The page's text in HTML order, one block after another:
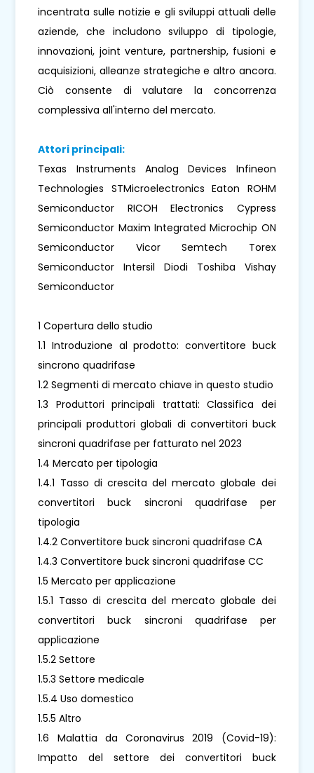
incentrata sulle notizie e gli sviluppi attuali delle
aziende, che includono sviluppo di tipologie,
innovazioni, joint venture, partnership, fusioni e
acquisizioni, alleanze strategiche e altro ancora.
Ciò consente di valutare la concorrenza
complessiva all'interno del mercato.
Attori principali:
Texas Instruments Analog Devices Infineon
Technologies STMicroelectronics Eaton ROHM
Semiconductor RICOH Electronics Cypress
Semiconductor Maxim Integrated Microchip ON
Semiconductor Vicor Semtech Torex
Semiconductor Intersil Diodi Toshiba Vishay
Semiconductor
1 Copertura dello studio
1.1 Introduzione al prodotto: convertitore buck
sincrono quadrifase
1.2 Segmenti di mercato chiave in questo studio
1.3 Produttori principali trattati: Classifica dei
principali produttori globali di convertitori buck
sincroni quadrifase per fatturato nel 2023
1.4 Mercato per tipologia
1.4.1 Tasso di crescita del mercato globale dei
convertitori buck sincroni quadrifase per
tipologia
1.4.2 Convertitore buck sincroni quadrifase CA
1.4.3 Convertitore buck sincroni quadrifase CC
1.5 Mercato per applicazione
1.5.1 Tasso di crescita del mercato globale dei
convertitori buck sincroni quadrifase per
applicazione
1.5.2 Settore
1.5.3 Settore medicale
1.5.4 Uso domestico
1.5.5 Altro
1.6 Malattia da Coronavirus 2019 (Covid-19):
Impatto del settore dei convertitori buck